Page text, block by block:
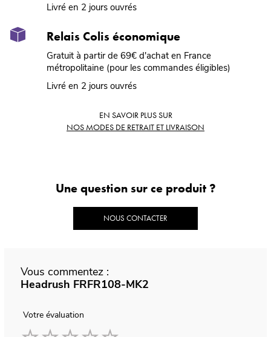
Livré en 2 jours ouvrés
Relais Colis économique
Gratuit à partir de 69€ d'achat en France
métropolitaine (pour les commandes éligibles)
Livré en 2 jours ouvrés
EN SAVOIR PLUS SUR
NOS MODES DE RETRAIT ET LIVRAISON
Une question sur ce produit ?
NOUS CONTACTER
Vous commentez :
Headrush FRFR108-MK2
Votre évaluation